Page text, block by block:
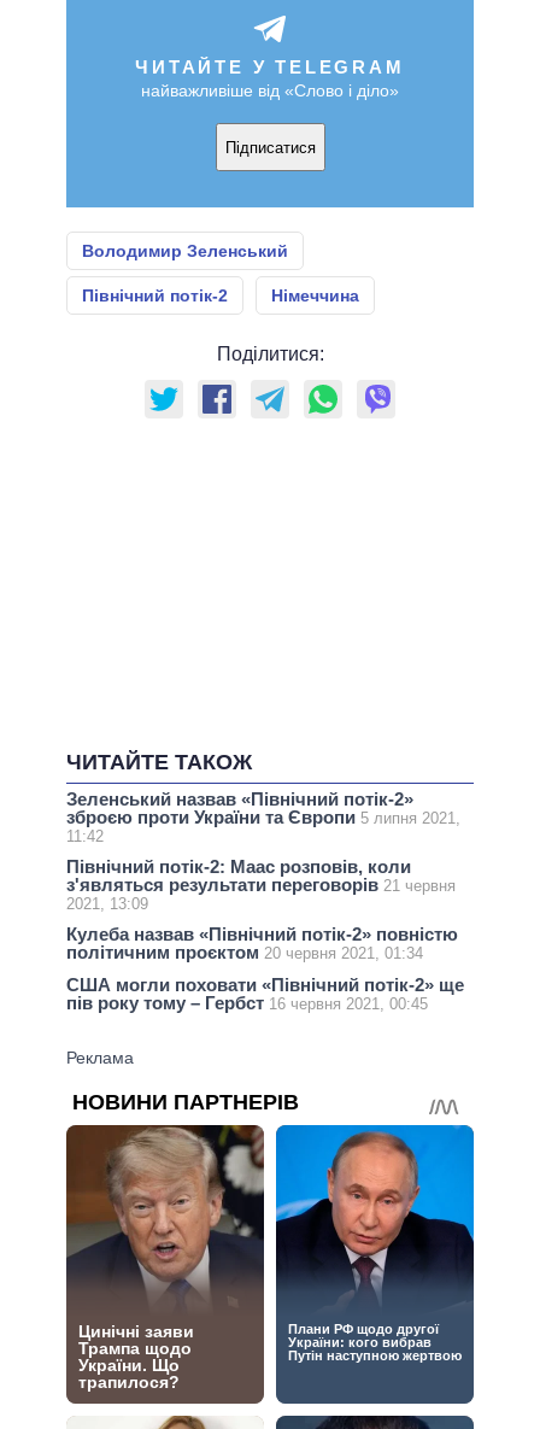
ЧИТАЙТЕ У TELEGRAM
найважливіше від «Слово і діло»
Підписатися
Володимир Зеленський
Північний потік-2 Німеччина
Поділитися:
ЧИТАЙТЕ ТАКОЖ
Зеленський назвав «Північний потік-2»
зброєю проти України та Європи 5 липня 2021,
11:42
Північний потік-2: Маас розповів, коли
з'являться результати переговорів 21 червня
2021, 13:09
Кулеба назвав «Північний потік-2» повністю
політичним проєктом 20 червня 2021, 01:34
США могли поховати «Північний потік-2» ще
пів року тому – Гербст 16 червня 2021, 00:45